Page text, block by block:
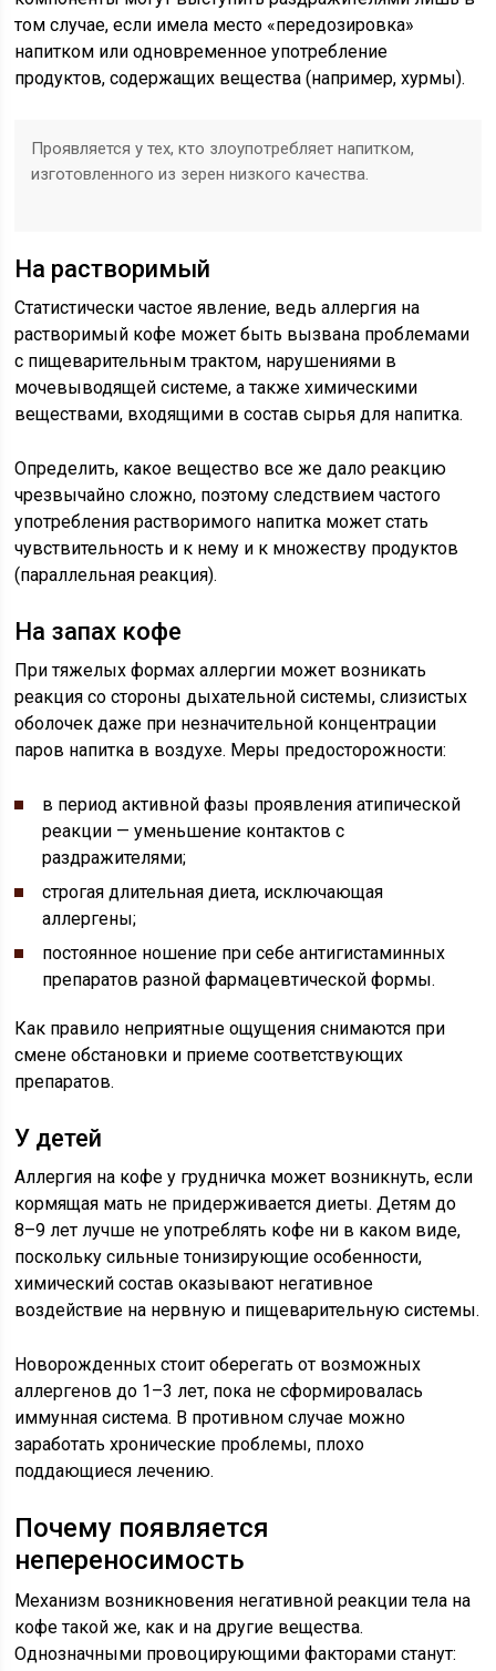
том случае, если имела место «передозировка»
напитком или одновременное употребление
продуктов, содержащих вещества (например, хурмы).
Проявляется у тех, кто злоупотребляет напитком,
изготовленного из зерен низкого качества.
На растворимый
Статистически частое явление, ведь аллергия на
растворимый кофе может быть вызвана проблемами
с пищеварительным трактом, нарушениями в
мочевыводящей системе, а также химическими
веществами, входящими в состав сырья для напитка.
Определить, какое вещество все же дало реакцию
чрезвычайно сложно, поэтому следствием частого
употребления растворимого напитка может стать
чувствительность и к нему и к множеству продуктов
(параллельная реакция).
На запах кофе
При тяжелых формах аллергии может возникать
реакция со стороны дыхательной системы, слизистых
оболочек даже при незначительной концентрации
паров напитка в воздухе. Меры предосторожности:
в период активной фазы проявления атипической
реакции — уменьшение контактов с
раздражителями;
строгая длительная диета, исключающая
аллергены;
постоянное ношение при себе антигистаминных
препаратов разной фармацевтической формы.
Как правило неприятные ощущения снимаются при
смене обстановки и приеме соответствующих
препаратов.
У детей
Аллергия на кофе у грудничка может возникнуть, если
кормящая мать не придерживается диеты. Детям до
8–9 лет лучше не употреблять кофе ни в каком виде,
поскольку сильные тонизирующие особенности,
химический состав оказывают негативное
воздействие на нервную и пищеварительную системы.
Новорожденных стоит оберегать от возможных
аллергенов до 1–3 лет, пока не сформировалась
иммунная система. В противном случае можно
заработать хронические проблемы, плохо
поддающиеся лечению.
Почему появляется
непереносимость
Механизм возникновения негативной реакции тела на
кофе такой же, как и на другие вещества.
Однозначными провоцирующими факторами станут: